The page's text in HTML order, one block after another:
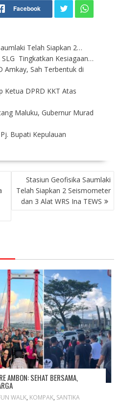
Telah Siapkan 2…
Tingkatkan Kesiagaan…
Amkay, Sah Terbentuk di
Ketua DPRD KKT Atas
Maluku, Gubernur Murad
Bupati Kepulauan
Stasiun Geofisika Saumlaki
Telah Siapkan 2 Seismometer
dan 3 Alat WRS Ina TEWS
AMBON: SEHAT BERSAMA,
WALK, KOMPAK, SANTIKA